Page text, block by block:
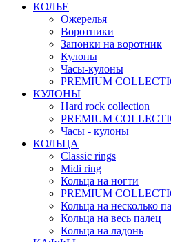
КОЛЬЕ
Ожерелья
Воротники
Запонки на воротник
Кулоны
Часы-кулоны
PREMIUM
КУЛОНЫ
Hard rock collection
PREMIUM
Часы - кулоны
КОЛЬЦА
Classic rings
Midi ring
Кольца на ногти
PREMIUM
Кольца на несколько
Кольца на весь палец
Кольца на ладонь